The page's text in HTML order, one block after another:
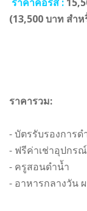
ราคาคอร์ส :
(13,500 บาท สำ
ราคารวม:
- บัตรรับรองการด
- ฟรีค่าเช่าอุปกร
- ครูสอนดำน้ำ
- อาหารกลางวัน